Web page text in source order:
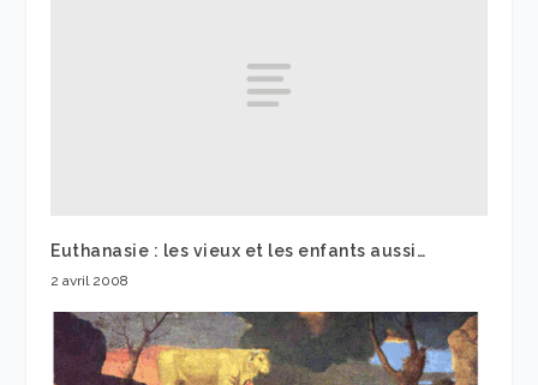
Euthanasie : les vieux et les enfants aussi…
2 avril 2008